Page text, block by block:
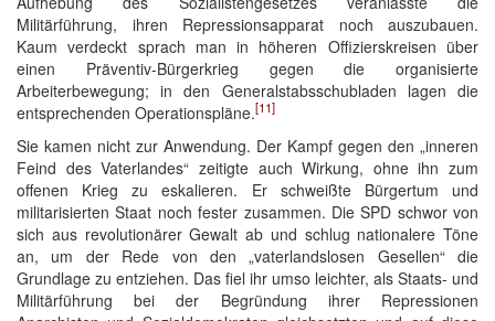
Militärführung, ihren Repressionsapparat noch auszubauen.
Kaum verdeckt sprach man in höheren Offizierskreisen über
einen Präventiv-Bürgerkrieg gegen die organisierte
Arbeiterbewegung; in den Generalstabsschubladen lagen die
entsprechenden Operationspläne.[11]
Sie kamen nicht zur Anwendung. Der Kampf gegen den „inneren
Feind des Vaterlandes“ zeitigte auch Wirkung, ohne ihn zum
offenen Krieg zu eskalieren. Er schweißte Bürgertum und
militarisierten Staat noch fester zusammen. Die SPD schwor von
sich aus revolutionärer Gewalt ab und schlug nationalere Töne
an, um der Rede von den „vaterlandslosen Gesellen“ die
Grundlage zu entziehen. Das fiel ihr umso leichter, als Staats- und
Militärführung bei der Begründung ihrer Repressionen